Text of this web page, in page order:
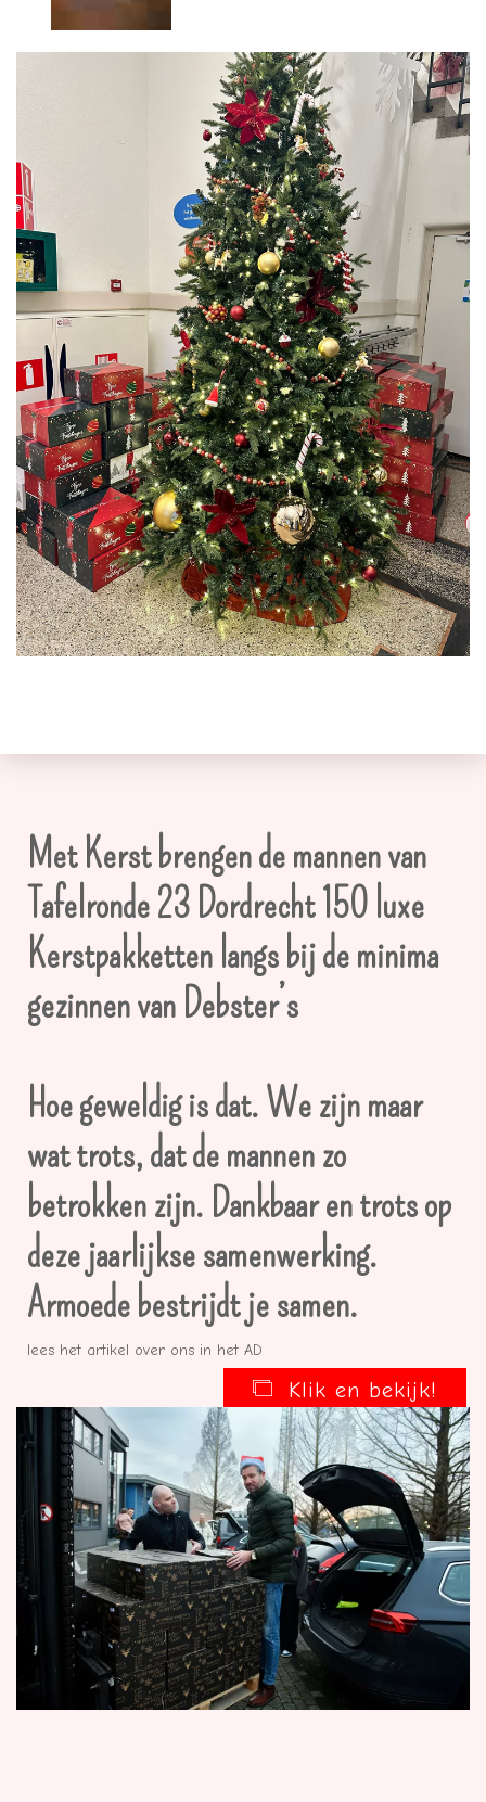
Met Kerst brengen de mannen van
Tafelronde 23 Dordrecht 150 luxe
Kerstpakketten langs bij de minima
gezinnen van Debster’s
Hoe geweldig is dat. We zijn maar
wat trots, dat de mannen zo
betrokken zijn. Dankbaar en trots op
deze jaarlijkse samenwerking.
Armoede bestrijdt je samen.
lees het artikel over ons in het AD
Klik en bekijk!